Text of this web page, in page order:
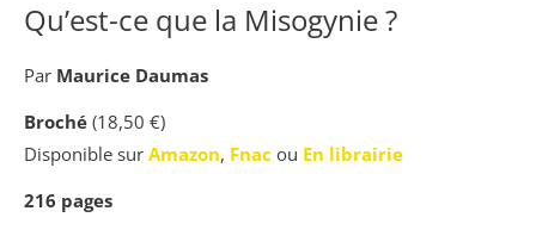
Qu’est-ce que la Misogynie ?
Par Maurice Daumas
Broché (18,50 €)
Disponible sur Amazon, Fnac ou En librairie
216 pages